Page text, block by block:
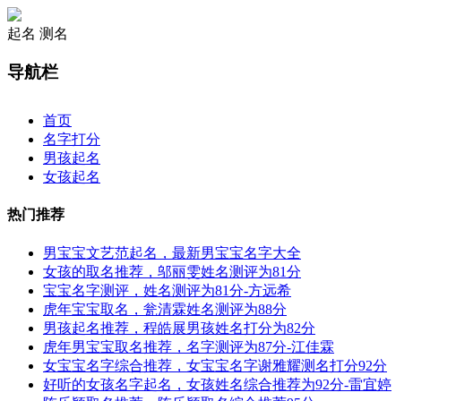
起名 测名
导航栏
首页
名字打分
男孩起名
女孩起名
热门推荐
男宝宝文艺范起名，最新男宝宝名字大全
女孩的取名推荐，邬丽雯姓名测评为81分
宝宝名字测评，姓名测评为81分-方远希
虎年宝宝取名，瓮清霖姓名测评为88分
男孩起名推荐，程皓展男孩姓名打分为82分
虎年男宝宝取名推荐，名字测评为87分-江佳霖
女宝宝名字综合推荐，女宝宝名字谢雅耀测名打分92分
好听的女孩名字起名，女孩姓名综合推荐为92分-雷宜婷